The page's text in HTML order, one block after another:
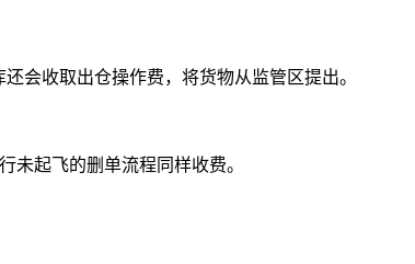
收取出仓操作费，将货物从监管区提出。
起飞的删单流程同样收费。